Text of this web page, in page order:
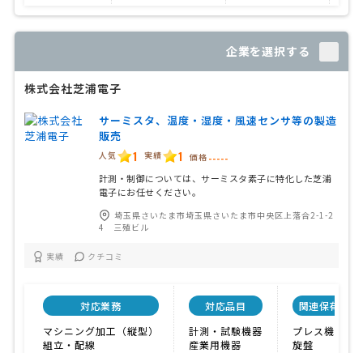
企業を選択する
株式会社芝浦電子
サーミスタ、温度・湿度・風速センサ等の製造
販売
人気 1 実績 1 価格 -----
計測・制御については、サーミスタ素子に特化した芝浦
電子にお任せください。
埼玉県さいたま市埼玉県さいたま市中央区上落合2-1-2
4 三殖ビル
実績 クチコミ
対応業務
マシニング加工（縦型）
組立・配線
対応品目
計測・試験機器
産業用機器
関連保有設備
プレス機
旋盤